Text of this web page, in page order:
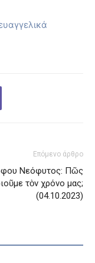
Επόμενο άρθρο
Νεόφυτος: Πῶς
τὸν χρόνο μας;
(04.10.2023)